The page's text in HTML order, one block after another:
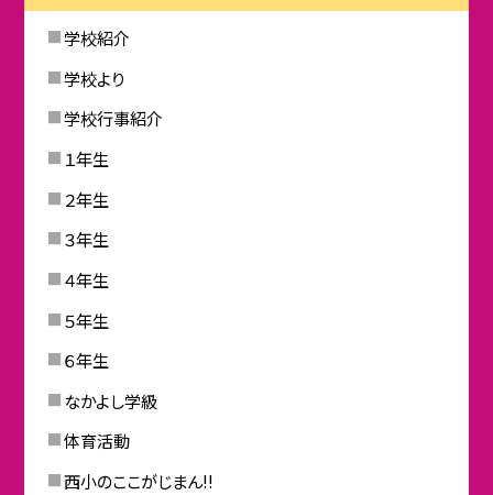
学校紹介
学校より
学校行事紹介
１年生
２年生
３年生
４年生
５年生
６年生
なかよし学級
体育活動
西小のここがじまん!!